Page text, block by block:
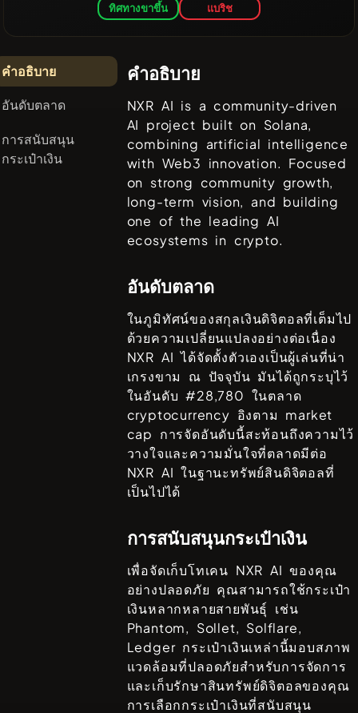
ทิศทางขาขึ้น แบริช
คำอธิบาย
อันดับตลาด
การสนับสนุน
กระเป๋าเงิน
คำอธิบาย
NXR AI is a community-driven
AI project built on Solana,
combining artificial intelligence
with Web3 innovation. Focused
on strong community growth,
long-term vision, and building
one of the leading AI
ecosystems in crypto.
อันดับตลาด
ในภูมิทัศน์ของสกุลเงินดิจิตอลที่เต็มไป
ด้วยความเปลี่ยนแปลงอย่างต่อเนื่อง
NXR AI ได้จัดตั้งตัวเองเป็นผู้เล่นที่น่า
เกรงขาม ณ ปัจจุบัน มันได้ถูกระบุไว้
ในอันดับ #28,780 ในตลาด
cryptocurrency อิงตาม market
cap การจัดอันดับนี้สะท้อนถึงความไว้
วางใจและความมั่นใจที่ตลาดมีต่อ
NXR AI ในฐานะทรัพย์สินดิจิตอลที่
เป็นไปได้
การสนับสนุนกระเป๋าเงิน
เพื่อจัดเก็บโทเคน NXR AI ของคุณ
อย่างปลอดภัย คุณสามารถใช้กระเป๋า
เงินหลากหลายสายพันธ์ุ เช่น
Phantom, Sollet, Solflare,
Ledgerกระเป๋าเงินเหล่านี้มอบสภาพ
แวดล้อมที่ปลอดภัยสำหรับการจัดการ
และเก็บรักษาสินทรัพย์ดิจิตอลของคุณ
การเลือกกระเป๋าเงินที่สนับสนุน